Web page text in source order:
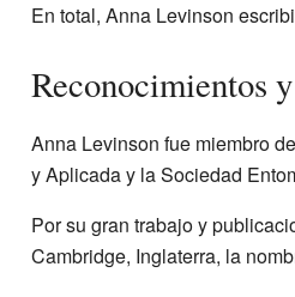
En total, Anna Levinson
Reconocimientos
Anna Levinson fue miembro
y Aplicada y la Sociedad
Por su gran trabajo y
Cambridge, Inglaterra, la